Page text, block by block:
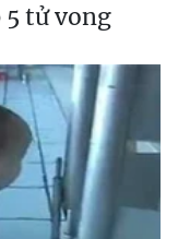
5 tử vong